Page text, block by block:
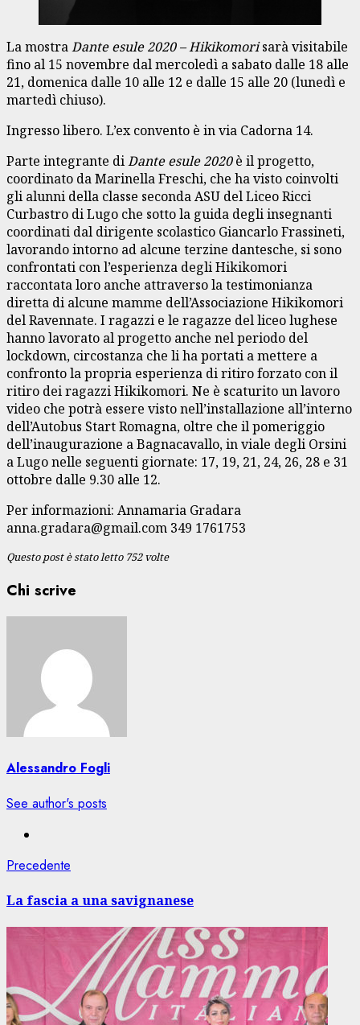
La mostraDante esule 2020 – Hikikomorisarà visitabile
fino al 15 novembre dal mercoledì a sabato dalle 18 alle
21, domenica dalle 10 alle 12 e dalle 15 alle 20 (lunedì e
martedì chiuso).
Ingresso libero. L’ex convento è in via Cadorna 14.
Parte integrante diDante esule 2020è il progetto,
coordinato da Marinella Freschi, che ha visto coinvolti
gli alunni della classe seconda ASU del Liceo Ricci
Curbastro di Lugo che sotto la guida degli insegnanti
coordinati dal dirigente scolastico Giancarlo Frassineti,
lavorando intorno ad alcune terzine dantesche, si sono
confrontati con l’esperienza degli Hikikomori
raccontata loro anche attraverso la testimonianza
diretta di alcune mamme dell’Associazione Hikikomori
del Ravennate. I ragazzi e le ragazze del liceo lughese
hanno lavorato al progetto anche nel periodo del
lockdown, circostanza che li ha portati a mettere a
confronto la propria esperienza di ritiro forzato con il
ritiro dei ragazzi Hikikomori. Ne è scaturito un lavoro
video che potrà essere visto nell’installazione all’interno
dell’Autobus Start Romagna, oltre che il pomeriggio
dell’inaugurazione a Bagnacavallo, in viale degli Orsini
a Lugo nelle seguenti giornate: 17, 19, 21, 24, 26, 28 e 31
ottobre dalle 9.30 alle 12.
Per informazioni: Annamaria Gradara
anna.gradara@gmail.com 349 1761753
Questo post è stato letto 752 volte
Chi scrive
Alessandro Fogli
See author's posts
Navigazione
articolo
Precedente
La fascia a una savignanese